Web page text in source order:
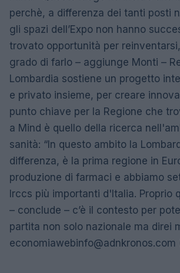
perchè, a differenza dei tanti posti
gli spazi dell’Expo non hanno
trovato opportunità per
grado di farlo – aggiunge Monti –
Lombardia sostiene un progetto
e privato insieme, per creare
punto chiave per la Regione che
a Mind è quello della ricerca
sanità: “In questo ambito la
differenza, è la prima regione in
produzione di farmaci e abbiamo
Irccs più importanti d'Italia. Proprio
– conclude – c’è il contesto per
partita non solo nazionale ma direi
economiawebinfo@adnkronos.com